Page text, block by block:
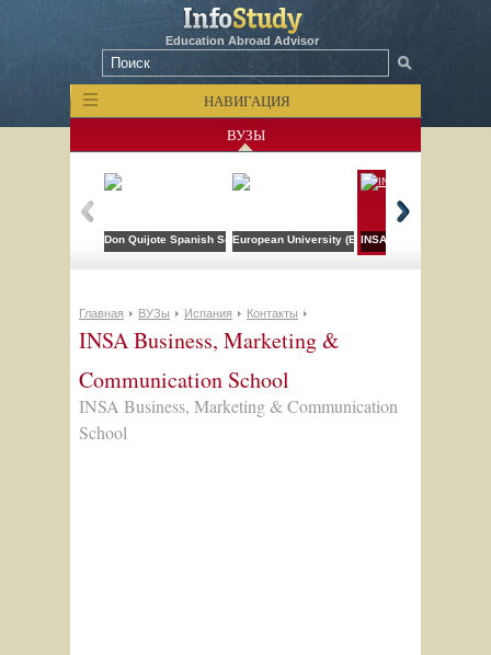
Education Abroad Advisor
НАВИГАЦИЯ
ВУЗЫ
Don Quijote Spanish SchoolsEuropean University (EU)INSA Business,
Главная ВУЗы Испания Контакты
INSA Business, Marketing &
Communication School
INSA Business, Marketing & Communication
School